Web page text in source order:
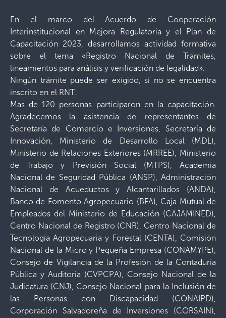
En el marco del Acuerdo de Cooperación
Interinstitucional en Mejora Regulatoria y el Plan de
Capacitación 2023, desarrollamos actividad formativa
sobre el tema «Registro Nacional de Trámites,
lineamientos para análisis y verificación de legalidad».
Ningún trámite puede ser exigido, si no se encuentra
inscrito en el RNT.
Mas de 120 personas participaron en la capacitación.
Agradecemos la asistencia de representantes de
Secretaría de Comercio e Inversiones, Secretaría de
Innovación, Ministerio de Desarrollo Local (MDL),
Ministerio de Relaciones Exteriores (MRREE), Ministerio
de Trabajo y Previsión Social (MTPS), Academia
Nacional de Seguridad Pública (ANSP), Administración
Nacional de Acueductos y Alcantarillados (ANDA),
Banco de Fomento Agropecuario (BFA), Caja Mutual de
Empleados del Ministerio de Educación (CAJAMINED),
Centro Nacional de Registro (CNR), Centro Nacional de
Tecnología Agropecuaria y Forestal (CENTA), Comisión
Nacional de la Micro y Pequeña Empresa (CONAMYPE),
Consejo de Vigilancia de la Profesión de la Contaduría
Pública y Auditoria (CVPCPA), Consejo Nacional de la
Judicatura (CNJ), Consejo Nacional para la Inclusión de
las Personas con Discapacidad (CONAIPD),
Corporación Salvadoreña de Inversiones (CORSAIN),